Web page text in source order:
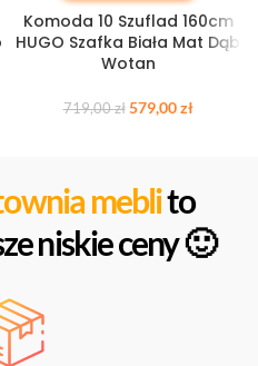
Komoda 10 Szuflad 160cm
HUGO Szafka Biała Mat Dąb
Wotan
719,00zł 579,00zł
meblito
niskie ceny 🙂